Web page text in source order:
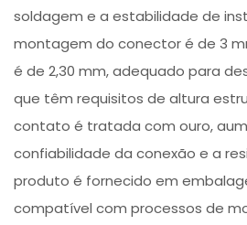
soldagem e a estabilidade de
montagem do conector é de 3
é de 2,30 mm, adequado para
que têm requisitos de altura
contato é tratada com ouro,
confiabilidade da conexão e a
produto é fornecido em
compatível com processos de